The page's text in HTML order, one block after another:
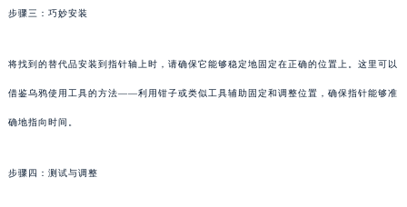
步骤三：巧妙安装
将找到的替代品安装到指针轴上时，请确保它能够稳定地固定在正确的位置上。这里可以
借鉴乌鸦使用工具的方法——利用钳子或类似工具辅助固定和调整位置，确保指针能够准
确地指向时间。
步骤四：测试与调整